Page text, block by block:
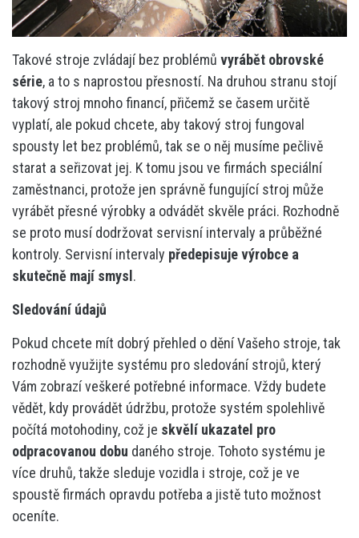
Takové stroje zvládají bez problémů vyrábět obrovské
série, a to s naprostou přesností. Na druhou stranu stojí
takový stroj mnoho financí, přičemž se časem určitě
vyplatí, ale pokud chcete, aby takový stroj fungoval
spousty let bez problémů, tak se o něj musíme pečlivě
starat a seřizovat jej. K tomu jsou ve firmách speciální
zaměstnanci, protože jen správně fungující stroj může
vyrábět přesné výrobky a odvádět skvěle práci. Rozhodně
se proto musí dodržovat servisní intervaly a průběžné
kontroly. Servisní intervaly předepisuje výrobce a
skutečně mají smysl .
Sledování údajů
Pokud chcete mít dobrý přehled o dění Vašeho stroje, tak
rozhodně využijte systému pro sledování strojů, který
Vám zobrazí veškeré potřebné informace. Vždy budete
vědět, kdy provádět údržbu, protože systém spolehlivě
počítá motohodiny, což je skvělí ukazatel pro
odpracovanou dobu daného stroje. Tohoto systému je
více druhů, takže sleduje vozidla i stroje, což je ve
spoustě firmách opravdu potřeba a jistě tuto možnost
oceníte.